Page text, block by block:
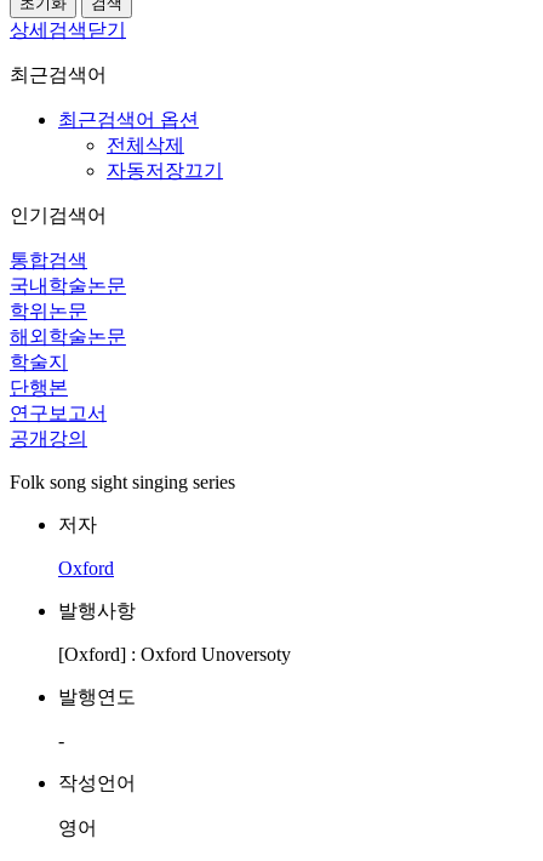
상세검색닫기
최근검색어
최근검색어 옵션
전체삭제
자동저장끄기
인기검색어
통합검색
국내학술논문
학위논문
해외학술논문
학술지
단행본
연구보고서
공개강의
Folk song sight singing series
저자
Oxford
발행사항
[Oxford] : Oxford Unoversoty
발행연도
-
작성언어
영어